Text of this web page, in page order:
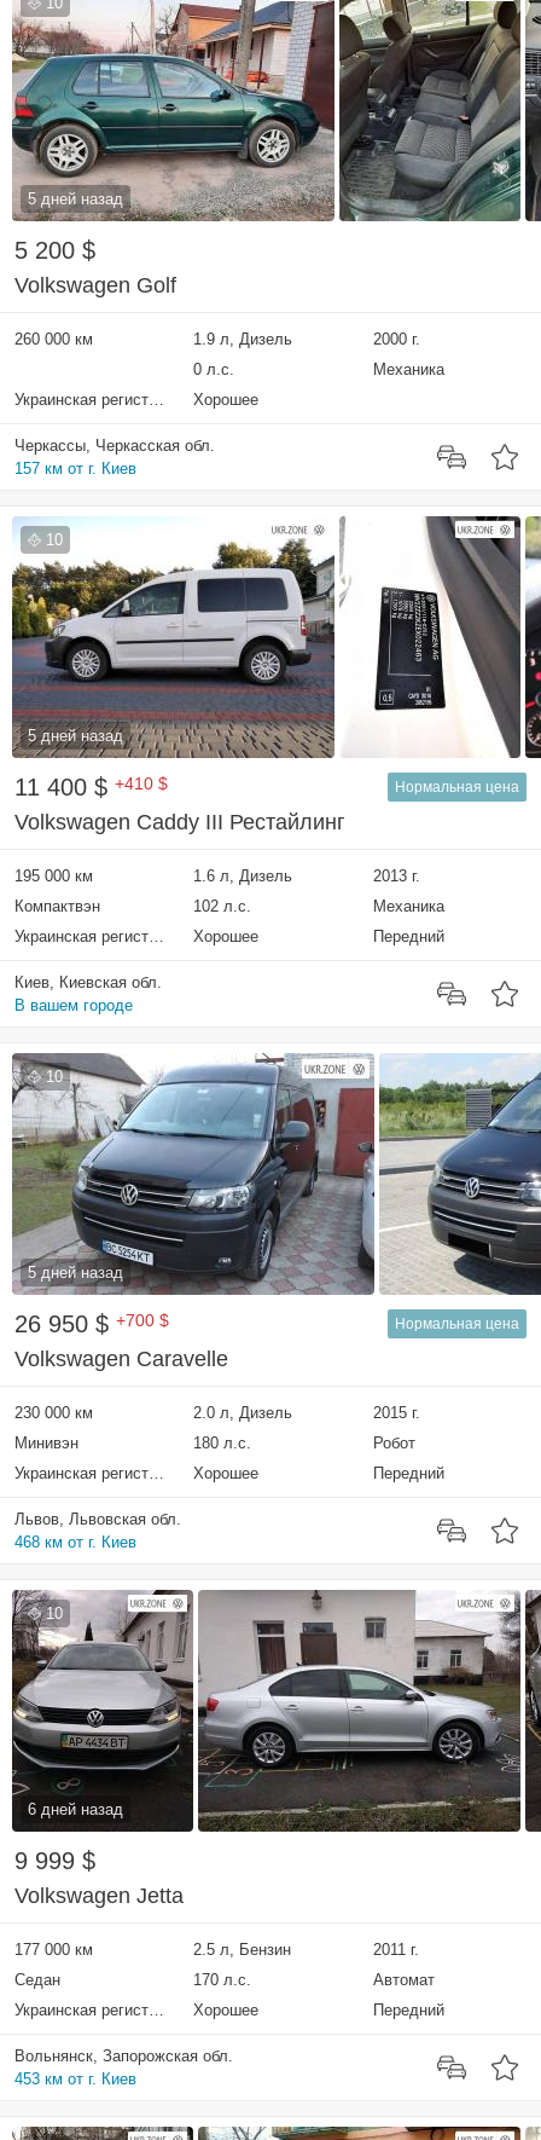
5 дней назад
5 200 $
Volkswagen Golf
260 000 км 1.9 л, Дизель
2000 г.
0 л.с.
Механика
Украинская регистрация
Хорошее
Черкассы, Черкасская обл.
157 км от г. Киев
10
5 дней назад
11 400 $ +410 $ Нормальная цена
Volkswagen Caddy III Рестайлинг
195 000 км 1.6 л, Дизель
2013 г.
Компактвэн
102 л.с.
Механика
Украинская регистрация
Хорошее Передний
Киев, Киевская обл.
В вашем городе
10
5 дней назад
26 950 $ +700 $ Нормальная цена
Volkswagen Caravelle
230 000 км 2.0 л, Дизель
2015 г.
Минивэн
180 л.с.
Робот
Украинская регистрация
Хорошее Передний
Львов, Львовская обл.
468 км от г. Киев
10
6 дней назад
9 999 $
Volkswagen Jetta
177 000 км 2.5 л, Бензин
2011 г.
Седан
170 л.с.
Автомат
Украинская регистрация
Хорошее Передний
Вольнянск, Запорожская обл.
453 км от г. Киев